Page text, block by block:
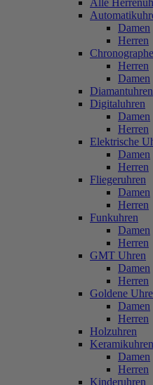
Alle
Damen
Herren
Herren
Damen
Diamantuhren
Digitaluhren
Damen
Herren
Elektrische
Damen
Herren
Fliegeruhren
Damen
Herren
Funkuhren
Damen
Herren
GMT Uhren
Damen
Herren
Goldene
Damen
Herren
Holzuhren
Keramikuhren
Damen
Herren
Kinderuhren